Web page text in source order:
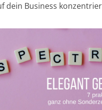
dein Business